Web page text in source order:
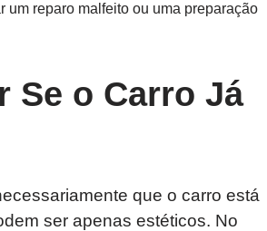
um reparo malfeito ou uma preparação
Se o Carro Já
que o carro está
ser apenas estéticos. No